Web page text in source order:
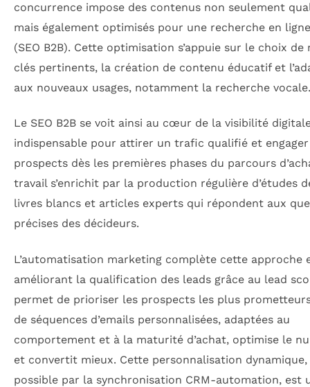
concurrence impose des contenus non seulement
mais également optimisés pour une recherche en
(SEO B2B). Cette optimisation s’appuie sur le choix
clés pertinents, la création de contenu éducatif et
aux nouveaux usages, notamment la recherche vocale.
Le SEO B2B se voit ainsi au cœur de la visibilité
indispensable pour attirer un trafic qualifié et
prospects dès les premières phases du parcours
travail s’enrichit par la production régulière d’études
livres blancs et articles experts qui répondent aux
précises des décideurs.
L’automatisation marketing complète cette approche
améliorant la qualification des leads grâce au lead
permet de prioriser les prospects les plus
de séquences d’emails personnalisées, adaptées au
comportement et à la maturité d’achat, optimise le
et convertit mieux. Cette personnalisation
possible par la synchronisation CRM-automation, est